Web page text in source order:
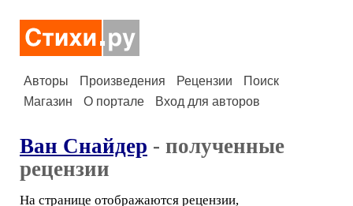
Авторы Произведения Рецензии
Поиск
Магазин
О портале Вход для авторов
Ван Снайдер - полученные
рецензии
На странице отображаются рецензии,